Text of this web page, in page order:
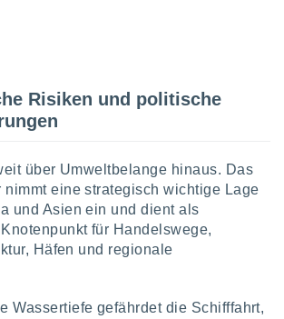
Risiken und politische
über Umweltbelange hinaus. Das
nimmt eine strategisch wichtige Lage
und Asien ein und dient als
für Handelswege,
Häfen und regionale
Wassertiefe gefährdet die Schifffahrt,